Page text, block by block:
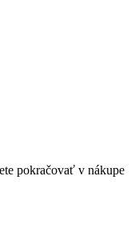
pokračovať v nákupe